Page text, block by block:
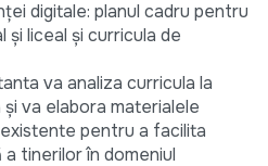
digitale: planul cadru pentru
și liceal și curricula de
va analiza curricula la
va elabora materialele
pentru a facilita
tinerilor în domeniul